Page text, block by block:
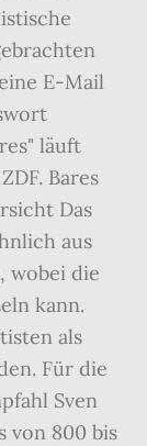
E-Mail
läuft
Bares
Das
aus
wobei die
kann.
als
Für die
Sven
von 800 bis